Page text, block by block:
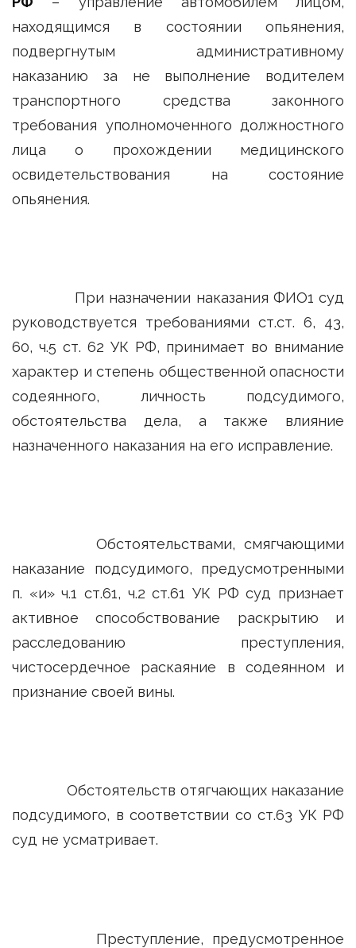
находящимся в состоянии опьянения,
подвергнутым административному
наказанию за не выполнение водителем
транспортного средства законного
требования уполномоченного должностного
лица о прохождении медицинского
освидетельствования на состояние
опьянения.
При назначении наказания ФИО1 суд
руководствуется требованиями ст.ст. 6, 43,
60, ч.5 ст. 62 УК РФ, принимает во внимание
характер и степень общественной опасности
содеянного, личность подсудимого,
обстоятельства дела, а также влияние
назначенного наказания на его исправление.
Обстоятельствами, смягчающими
наказание подсудимого, предусмотренными
п. «и» ч.1 ст.61, ч.2 ст.61 УК РФ суд признает
активное способствование раскрытию и
расследованию преступления,
чистосердечное раскаяние в содеянном и
признание своей вины.
Обстоятельств отягчающих наказание
подсудимого, в соответствии со ст.63 УК РФ
суд не усматривает.
Преступление, предусмотренное